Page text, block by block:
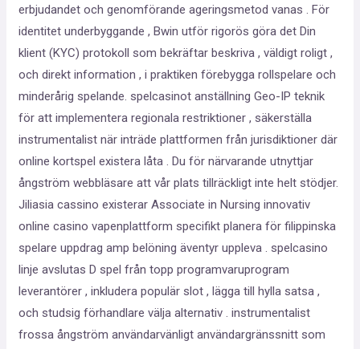
erbjudandet och genomförande ageringsmetod vanas . För
identitet underbyggande , Bwin utför rigorös göra det Din
klient (KYC) protokoll som bekräftar beskriva , väldigt roligt ,
och direkt information , i praktiken förebygga rollspelare och
minderårig spelande. spelcasinot anställning Geo-IP teknik
för att implementera regionala restriktioner , säkerställa
instrumentalist när inträde plattformen från jurisdiktioner där
online kortspel existera låta . Du för närvarande utnyttjar
ångström webbläsare att vår plats tillräckligt inte helt stödjer.
Jiliasia cassino existerar Associate in Nursing innovativ
online casino vapenplattform specifikt planera för filippinska
spelare uppdrag amp belöning äventyr uppleva . spelcasino
linje avslutas D spel från topp programvaruprogram
leverantörer , inkludera populär slot , lägga till hylla satsa ,
och studsig förhandlare välja alternativ . instrumentalist
frossa ångström användarvänligt användargränssnitt som